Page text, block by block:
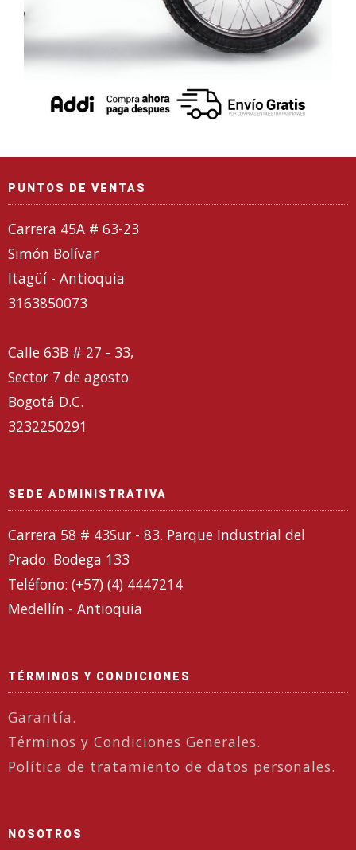
PUNTOS DE VENTAS
Carrera 45A # 63-23
Simón Bolívar
Itagüí - Antioquia
3163850073
Calle 63B # 27 - 33,
Sector 7 de agosto
Bogotá D.C.
3232250291
SEDE ADMINISTRATIVA
Carrera 58 # 43Sur - 83. Parque Industrial del
Prado. Bodega 133
Teléfono: (+57) (4) 4447214
Medellín - Antioquia
TÉRMINOS Y CONDICIONES
Garantía.
Términos y Condiciones Generales.
Política de tratamiento de datos personales.
NOSOTROS